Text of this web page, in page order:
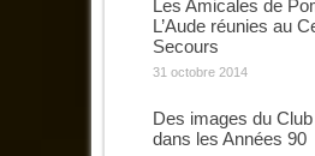
Les Amicales de
L’Aude réunies au
Secours
31 octobre 2014
Des images du
dans les Années 90